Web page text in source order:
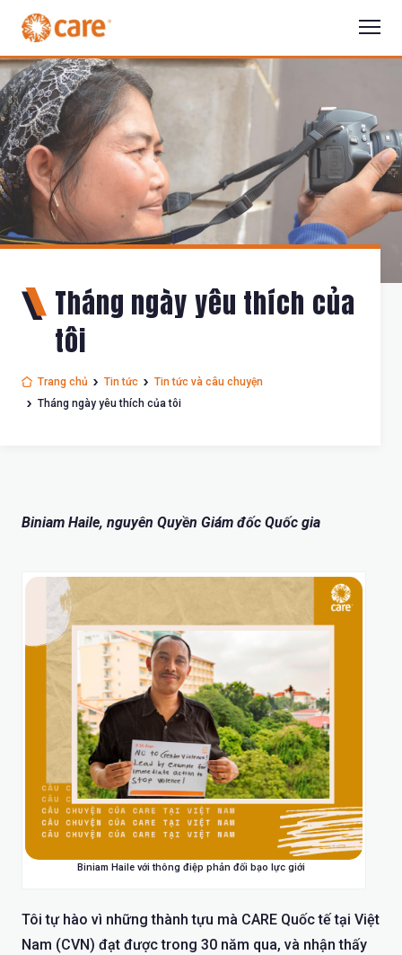
Tháng ngày yêu thích của
tôi
Trang chủ Tin tức
Tin tức và câu chuyện
Tháng ngày yêu thích của tôi
Biniam Haile, nguyên Quyền Giám đốc Quốc gia
Biniam Haile với thông điệp phản đối bạo lực giới
Tôi tự hào vì những thành tựu mà CARE Quốc tế tại Việt
Nam (CVN) đạt được trong 30 năm qua, và nhận thấy